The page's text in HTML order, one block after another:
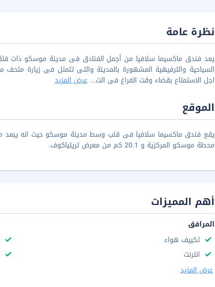
نظرة عامة
اجل الاستمتاع بقضاء وقت الفراغ فى الت...عرض المزيد
الموقع
محطة موسكو المركزية و 20.1 كم من معرض تريتياكوف.
أهم المميزات
المرافق
تكييف هواء
انترنت
عرض المزيد